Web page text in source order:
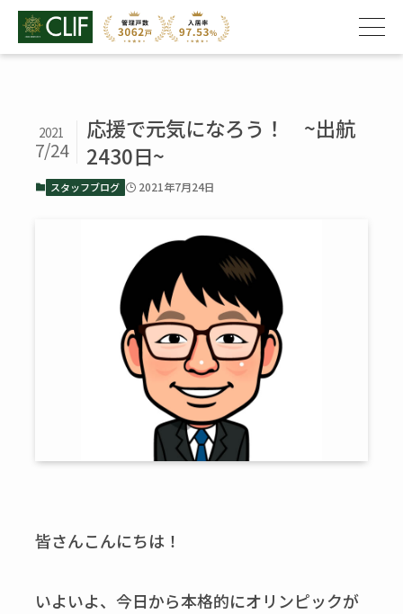
応援で元気になろう！ ~出航
2430日~
2021
7/24
スタッフブログ 2021年7月24日
皆さんこんにちは！
いよいよ、今日から本格的にオリンピックが